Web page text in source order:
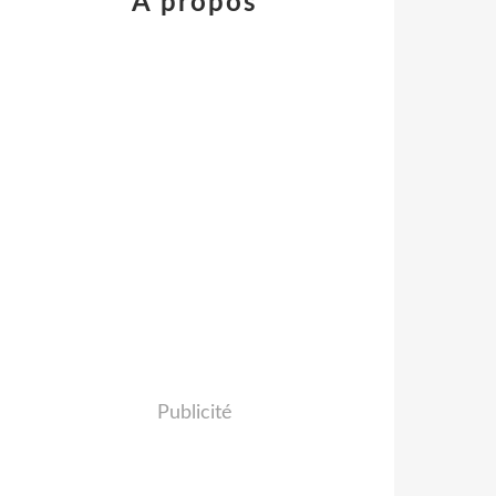
Publicité